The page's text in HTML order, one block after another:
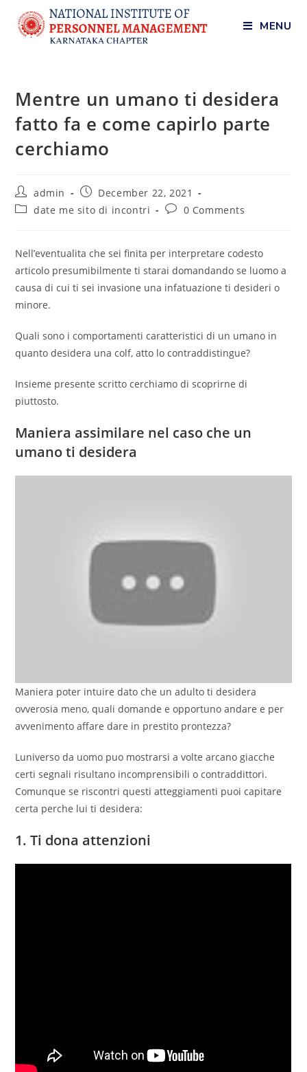
MENU
Mentre un umano ti desidera
fatto fa e come capirlo parte
cerchiamo
admin
December 22, 2021
date me sito di incontri
0 Comments
Nell’eventualita che sei finita per interpretare codesto
articolo presumibilmente ti starai domandando se luomo a
causa di cui ti sei invasione una infatuazione ti desideri o
minore.
Quali sono i comportamenti caratteristici di un umano in
quanto desidera una colf, atto lo contraddistingue?
Insieme presente scritto cerchiamo di scoprirne di
piuttosto.
Maniera assimilare nel caso che un
umano ti desidera
Maniera poter intuire dato che un adulto ti desidera
ovverosia meno, quali domande e opportuno andare e per
avvenimento affare dare in prestito prontezza?
Luniverso da uomo puo mostrarsi a volte arcano giacche
certi segnali risultano incomprensibili o contraddittori.
Comunque se riscontri questi atteggiamenti puoi capitare
certa perche lui ti desidera:
1. Ti dona attenzioni